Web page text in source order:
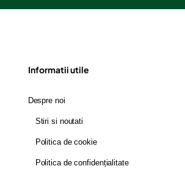
Informatii utile
Despre noi
Stiri si noutati
Politica de cookie
Politica de confidențialitate